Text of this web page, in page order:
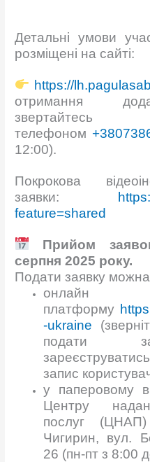
Детальні умови
розміщені на сайті:
https://
отримання
телефоном
12:00).
Покрокова
заявки:
feature=shared
Прийом
серпня 2025 року.
Подати заявку
платформу
-ukraine
подати
запис
у паперовому
Центру
послуг
Чигирин, вул.
26 (пн-пт з 8:00